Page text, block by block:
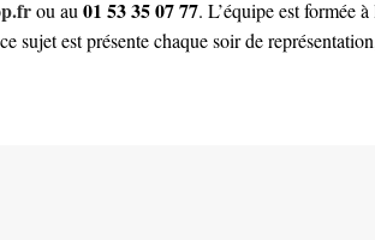
ou au 01 53 35 07 77. L’équipe est formée
sujet est présente chaque soir de